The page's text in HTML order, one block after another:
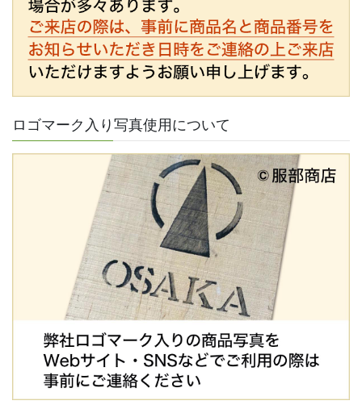
ロゴマーク入り写真使用について